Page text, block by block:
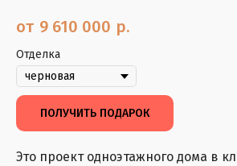
9 610 000 р.
Отделка
ПОЛУЧИТЬ ПОДАРОК
Это проект одноэтажного дома в